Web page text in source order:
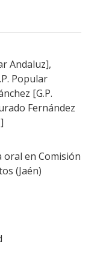
Andaluz],
Popular
[G.P.
Fernández
en Comisión
(Jaén)